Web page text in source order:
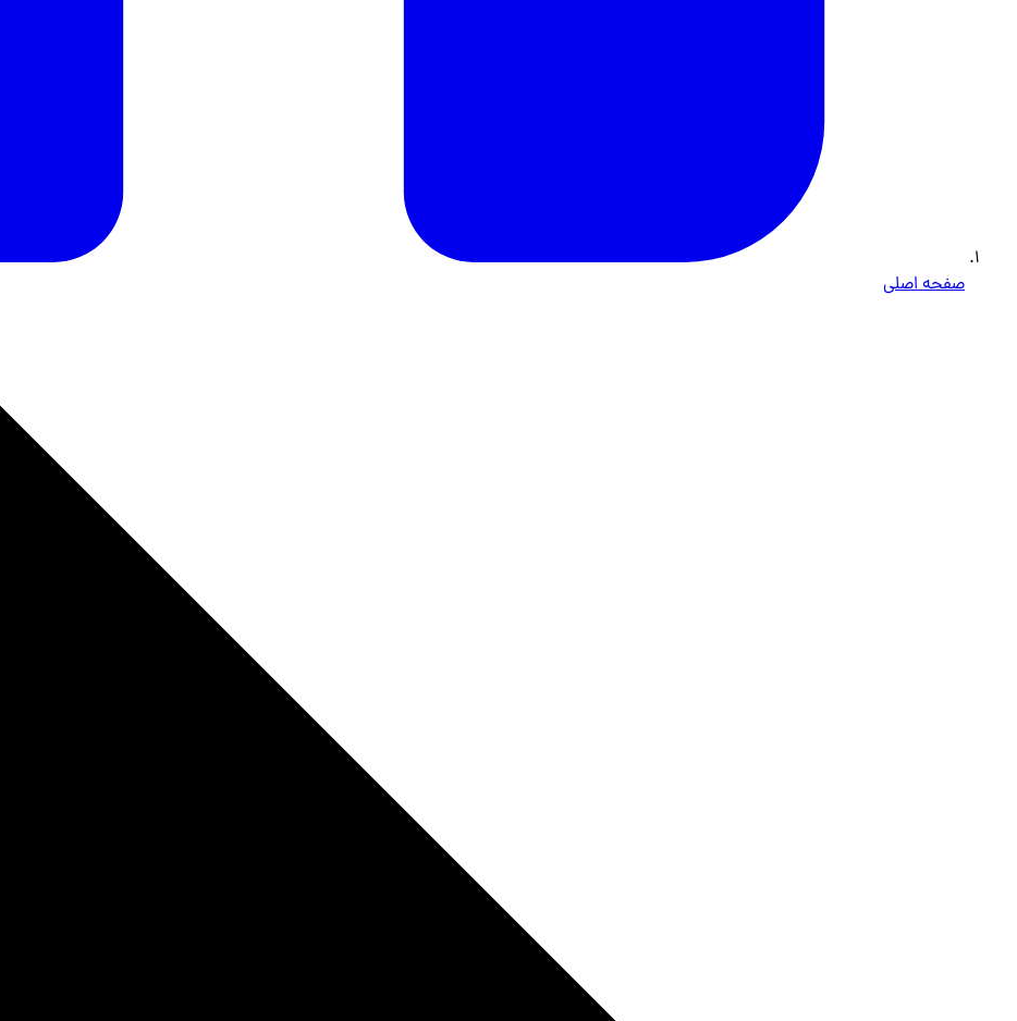
صفحه اصلی